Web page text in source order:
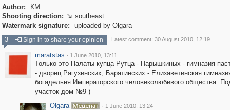
Author:
КМ
Shooting direction:  southeast
Watermark signature:
uploaded by Olgara
3
Sign in to share your opinion Latest comment: 30 August 2010, 12:19
maratstas · 1 June 2010, 13:11
Только это Палаты купца Рутца - Нарышкиных - гимназия
- дворец Рагузинских, Барятинских - Елизаветинская
богадельня Императорского человеколюбивого общества.
участок дом №9 )
Olgara
· 1 June 2010, 13:24